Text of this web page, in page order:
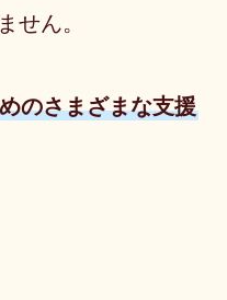
せん。
のさまざまな支援